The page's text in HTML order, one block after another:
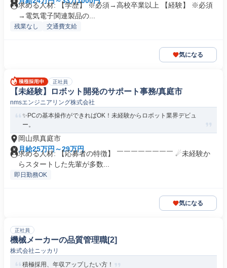
求める人材: 【学歴】 ※必須→高校卒業以上 【経験】 ※必須
→電気電子関連製品の...
残業なし 交通費支給
気になる
正社員
【未経験】ロボット開発のサポート事務/真庭市
nmsエンジニアリング株式会社
✨PCの基本操作ができればOK！未経験からロボット業界デビュ
ー。
岡山県真庭市
月給25万円～29万円
求める人材: 【応募者の特徴】 ￣￣￣￣￣￣￣￣ ☄未経験か
らスタートした先輩が多数...
即日勤務OK
気になる
正社員
機械メーカーの品質管理職[2]
株式会社ニッカリ
積極採用、年収アップしたい方！